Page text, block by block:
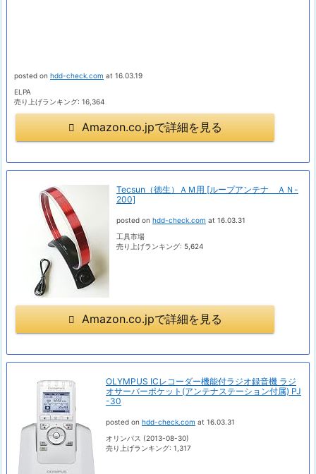
posted on hdd-check.com at 16.03.19
ELPA
売り上げランキング: 16,364
Amazon.co.jpで詳細を見る
Tecsun（徳生）ＡＭ用 [ループアンテナ ＡＮ-
200]
posted on hdd-check.com at 16.03.31
工具市場
売り上げランキング: 5,624
Amazon.co.jpで詳細を見る
OLYMPUS ICレコーダー機能付ラジオ録音機 ラジ
オサーバーポケット(アンテナステーション付属) PJ
-30
posted on hdd-check.com at 16.03.31
オリンパス (2013-08-30)
売り上げランキング: 1,317